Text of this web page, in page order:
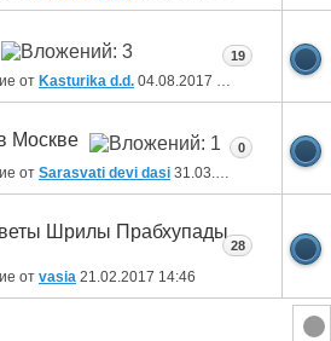
от Kasturika d.d. 04.08.2017
19
Москве
от Sarasvati devi dasi 31.03.2017
0
Шрилы Прабхупады
от vasia 21.02.2017 14:46
28